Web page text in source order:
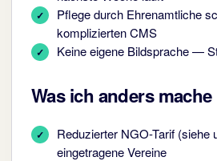
Pflege durch Ehrenamtliche
komplizierten CMS
Keine eigene Bildsprache —
Was ich anders mache
Reduzierter NGO-Tarif (siehe
eingetragene Vereine